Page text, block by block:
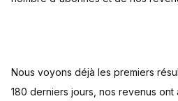
Nous voyons déjà les premiers
180 derniers jours, nos revenus